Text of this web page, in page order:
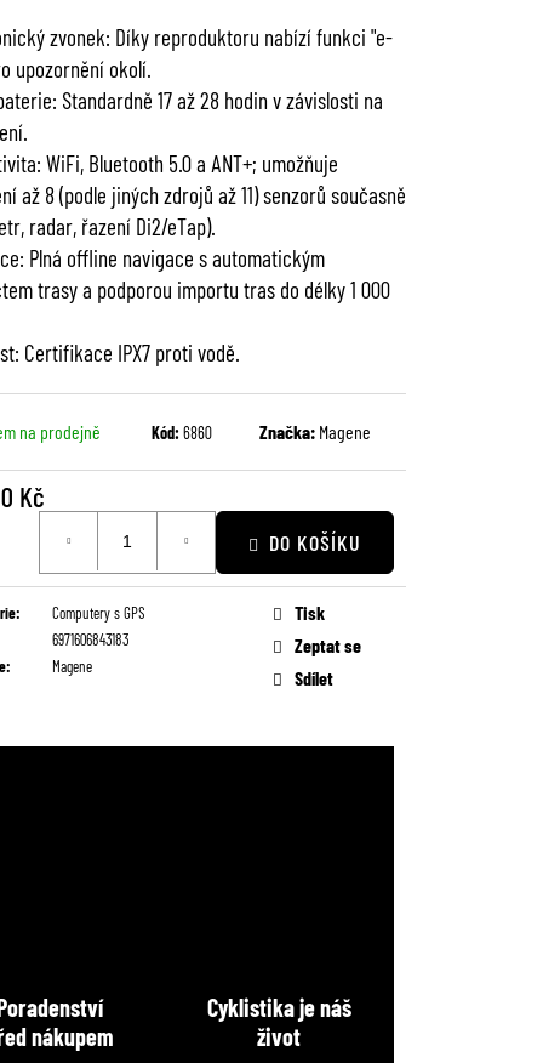
zvonek: Díky reproduktoru nabízí funkci "e-
upozornění okolí.
Standardně 17 až 28 hodin v závislosti na
WiFi, Bluetooth 5.0 a ANT+; umožňuje
až 8 (podle jiných zdrojů až 11) senzorů současně
radar, řazení Di2/eTap).
Plná offline navigace s automatickým
trasy a podporou importu tras do délky 1 000
Certifikace IPX7 proti vodě.
na prodejně Kód:6860 Značka: Magene
Kč
DO KOŠÍKU
:
Computery s GPS
6971606843183
: Magene
Tisk
Zeptat se
Sdílet
nákupem
Cyklistika je náš
život